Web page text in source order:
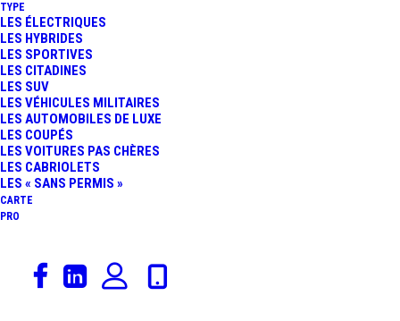
TYPE
LES ÉLECTRIQUES
LES HYBRIDES
LES SPORTIVES
LES CITADINES
LES SUV
LES VÉHICULES MILITAIRES
LES AUTOMOBILES DE LUXE
LES COUPÉS
LES VOITURES PAS CHÈRES
LES CABRIOLETS
LES « SANS PERMIS »
CARTE
PRO
31 août 2024
Mercedes-Benz
Sport Auto